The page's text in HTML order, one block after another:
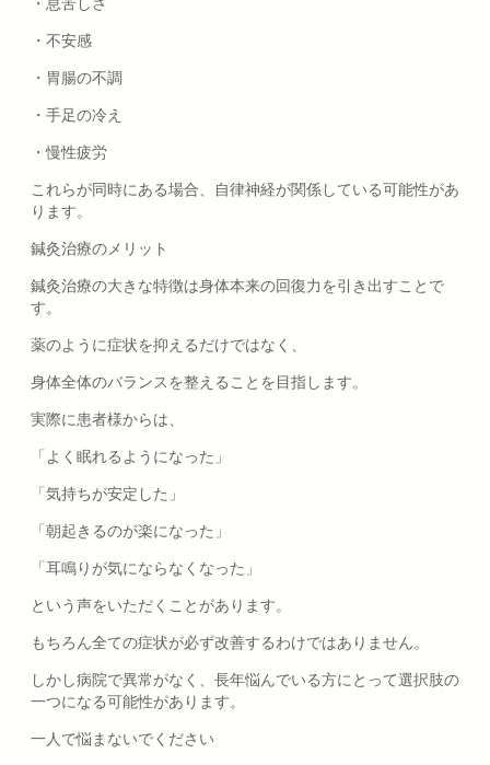
・不安感
・胃腸の不調
・手足の冷え
・慢性疲労
これらが同時にある場合、自律神経が関係している可能性があ
ります。
鍼灸治療のメリット
鍼灸治療の大きな特徴は身体本来の回復力を引き出すことで
す。
薬のように症状を抑えるだけではなく、
身体全体のバランスを整えることを目指します。
実際に患者様からは、
「よく眠れるようになった」
「気持ちが安定した」
「朝起きるのが楽になった」
「耳鳴りが気にならなくなった」
という声をいただくことがあります。
もちろん全ての症状が必ず改善するわけではありません。
しかし病院で異常がなく、長年悩んでいる方にとって選択肢の
一つになる可能性があります。
一人で悩まないでください